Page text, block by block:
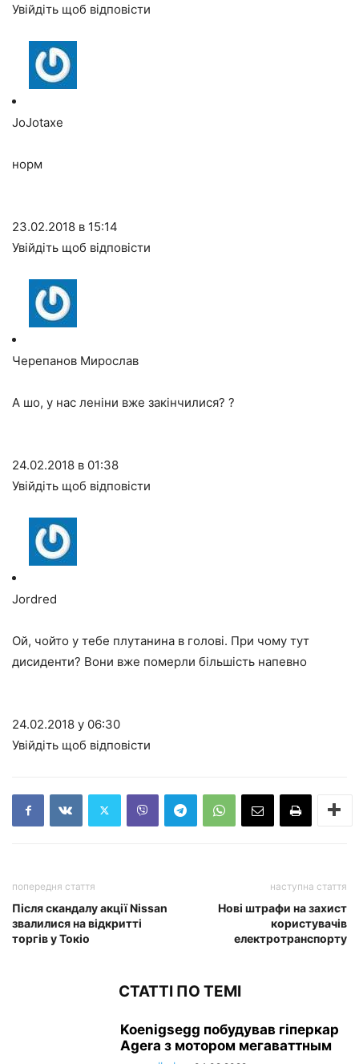
Увійдіть щоб відповісти
JoJotaxe
норм
23.02.2018 в 15:14
Увійдіть щоб відповісти
Черепанов Мирослав
А шо, у нас леніни вже закінчилися? ?
24.02.2018 в 01:38
Увійдіть щоб відповісти
Jordred
Ой, чойто у тебе плутанина в голові. При чому тут
дисиденти? Вони вже померли більшість напевно
24.02.2018 у 06:30
Увійдіть щоб відповісти
попередня стаття
Після скандалу акції Nissan
звалилися на відкритті
торгів у Токіо
наступна стаття
Нові штрафи на захист
користувачів
електротранспорту
СТАТТІ ПО ТЕМІ
Koenigsegg побудував гіперкар
Agera з мотором мегаваттным